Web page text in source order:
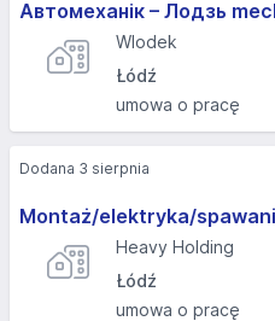
Автомеханік – Лодзь
Wlodek
Łódź
umowa o pracę
Montaż/elektryka/
Heavy Holding
Łódź
umowa o pracę
Dodana 3 sierpnia